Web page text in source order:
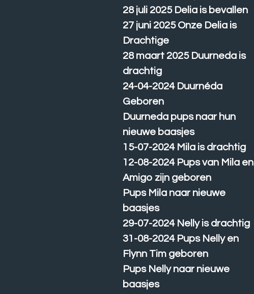
28 juli 2025 Delia is bevallen
27 juni 2025 Onze Delia is
Drachtige
28 maart 2025 Duurneda is
drachtig
24-04-2024 Duurnéda
Geboren
Duurneda pups naar hun
nieuwe baasjes
15-07-2024 Mila is drachtig
12-08-2024 Pups van Mila en
Amigo zijn geboren
Pups Mila naar nieuwe
baasjes
29-07-2024 Nelly is drachtig
31-08-2024 Pups Nelly en
Flynn Tim geboren
Pups Nelly naar nieuwe
baasjes